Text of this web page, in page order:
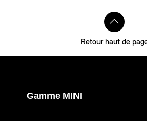
Retour haut de
Gamme MINI